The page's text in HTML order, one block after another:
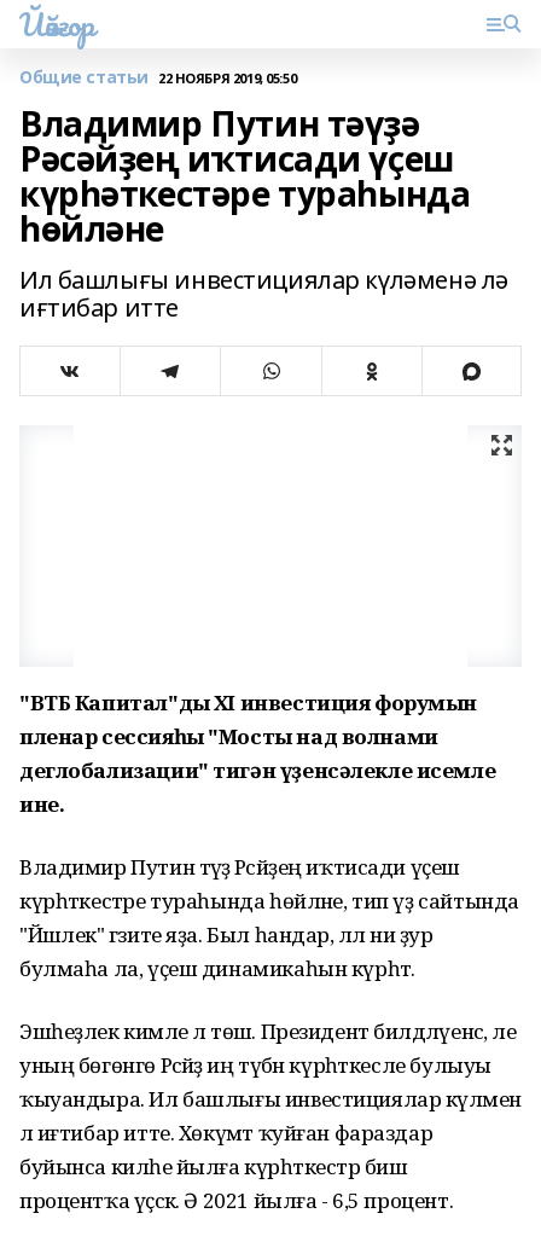
Йәйғор
Общие статьи 22 НОЯБРЯ 2019, 05:50
Владимир Путин тәүҙә
Рәсәйҙең иҡтисади үҫеш
күрһәткестәре тураһында
һөйләне
Ил башлығы инвестициялар күләменә лә
иғтибар итте
"ВТБ Капитал"дың XI инвестиция форумын
пленар сессияһы "Мосты над волнами
деглобализации" тигән үҙенсәлекле исемле
ине.
Владимир Путин тәүҙә Рәсәйҙең иҡтисади үҫеш
күрһәткестәре тураһында һөйләне, тип үҙ сайтында
"Йәшлек" гәзите яҙа. Был һандар, әллә ни ҙур
булмаһа ла, үҫеш динамикаһын күрһәтә.
Эшһеҙлек кимәле лә төшә. Президент билдәләүенсә, әле
уның бөгөнгө Рәсәйҙә иң түбән күрһәткесле булыуы
ҡыуандыра. Ил башлығы инвестициялар күләменә
лә иғтибар итте. Хөкүмәт ҡуйған фараздар
буйынса киләһе йылға күрһәткестәр биш
процентҡа үҫәсәк. Ә 2021 йылға - 6,5 процент.